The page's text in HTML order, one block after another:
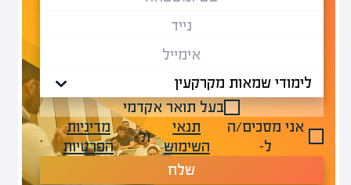
בעל תואר אקדמי
אני מסכים/ה
ל-
תנאי
השימוש
ול-
מדיניות
הפרטיות
.
שלח